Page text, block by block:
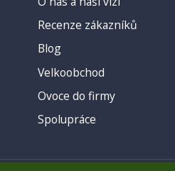
Recenze zákazníků
Blog
Velkoobchod
Ovoce do firmy
Spolupráce